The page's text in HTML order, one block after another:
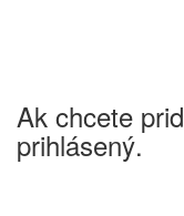
Ak chcete
prihlásený.